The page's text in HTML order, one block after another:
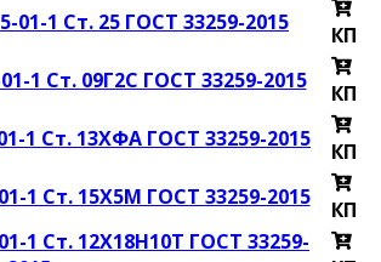
01-1 Ст. 25 ГОСТ 33259-2015
КП
1 Ст. 09Г2С ГОСТ 33259-2015
КП
1 Ст. 13ХФА ГОСТ 33259-2015
КП
1 Ст. 15Х5М ГОСТ 33259-2015
КП
1 Ст. 12Х18Н10Т ГОСТ 33259-